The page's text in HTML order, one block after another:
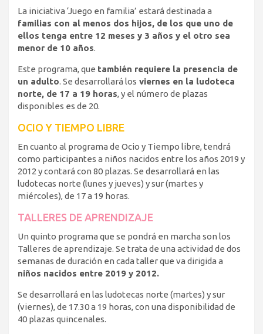
La iniciativa ‘Juego en familia’ estará destinada a
familias con al menos dos hijos, de los que uno de
ellos tenga entre 12 meses y 3 años y el otro sea
menor de 10 años.
Este programa, que también requiere la presencia de
un adulto. Se desarrollará los viernes en la ludoteca
norte, de 17 a 19 horas, y el número de plazas
disponibles es de 20.
OCIO Y TIEMPO LIBRE
En cuanto al programa de Ocio y Tiempo libre, tendrá
como participantes a niños nacidos entre los años 2019 y
2012 y contará con 80 plazas. Se desarrollará en las
ludotecas norte (lunes y jueves) y sur (martes y
miércoles), de 17 a 19 horas.
TALLERES DE APRENDIZAJE
Un quinto programa que se pondrá en marcha son los
Talleres de aprendizaje. Se trata de una actividad de dos
semanas de duración en cada taller que va dirigida a
niños nacidos entre 2019 y 2012.
Se desarrollará en las ludotecas norte (martes) y sur
(viernes), de 17.30 a 19 horas, con una disponibilidad de
40 plazas quincenales.